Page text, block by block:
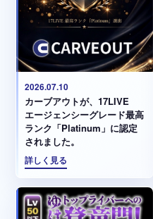
2026.07.10
カーブアウトが、17LIVE
エージェンシーグレード最高
ランク「Platinum」に認定
されました。
詳しく見る